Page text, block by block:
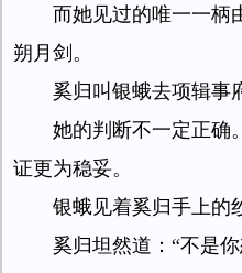
而她见过的唯一一柄
朔月剑。
奚归叫银蛾去项辑事
她的判断不一定正确
证更为稳妥。
银蛾见着奚归手上的
奚归坦然道：“不是